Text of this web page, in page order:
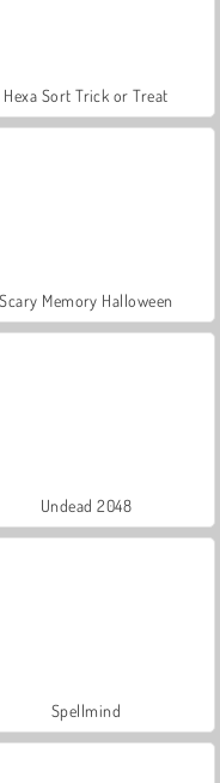
Hexa Sort Trick or Treat
Scary Memory Halloween
Undead 2048
Spellmind